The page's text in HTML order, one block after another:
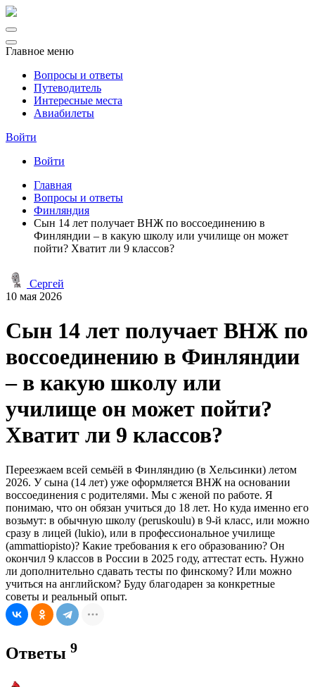
Главное меню
Вопросы и ответы
Путеводитель
Интересные места
Авиабилеты
Войти
Войти
Главная
Вопросы и ответы
Финляндия
Сын 14 лет получает ВНЖ по воссоединению в
Финляндии – в какую школу или училище он может
пойти? Хватит ли 9 классов?
Сергей
10 мая 2026
Сын 14 лет получает ВНЖ по
воссоединению в Финляндии
– в какую школу или
училище он может пойти?
Хватит ли 9 классов?
Переезжаем всей семьёй в Финляндию (в Хельсинки) летом
2026. У сына (14 лет) уже оформляется ВНЖ на основании
воссоединения с родителями. Мы с женой по работе. Я
понимаю, что он обязан учиться до 18 лет. Но куда именно его
возьмут: в обычную школу (peruskoulu) в 9-й класс, или можно
сразу в лицей (lukio), или в профессиональное училище
(ammattiopisto)? Какие требования к его образованию? Он
окончил 9 классов в России в 2025 году, аттестат есть. Нужно
ли дополнительно сдавать тесты по финскому? Или можно
учиться на английском? Буду благодарен за конкретные
советы и реальный опыт.
Ответы 9